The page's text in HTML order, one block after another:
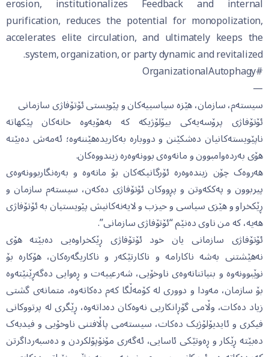
erosion, institutionalizes Feedback and internal
purification, reduces the potential for monopolization,
accelerates elite circulation, and ultimately keeps the
system, organization, or party dynamic and revitalized.
#OrganizationalAutophagy
—
سیستەم، سازمان، هێزە سیاسییەکان و پێویستی ئۆتۆفاژی سازمانی
ئۆتۆفاژی پرۆسەیەکی بیۆلۆژیکە کە بەهۆیەوە خانەکان پێکهاتە
ناپێویستەکانیان دەشکێنن و دووبارە بەکاریدەهێننەوە؛ ئەمەش دەبێتە
هۆی بەردەوامبوون و مانەوەی بوونەوەرە زیندووەکان.
هەروەک چۆن زیندەوەرە ئۆرگانیکەکان بۆ مانەوە و بەرەنگاربوونەوەی
پیربوون و پەککەوتن و پڕووکان ئۆتۆفاژی دەکەن، سیستەم سازمان و
ڕێکخراو و هێزی سیاسی و حیزب و لایەنەکانیش پێویستیان بە ئۆتۆفاژی
هەیە، کە من ناوی دەنێم “ئۆتۆفاژی سازمانی”.
ئۆتۆفاژی سازمانی یان خود ئۆتۆفاژی ڕێکخراوەیی دەبێتە هۆی
نەهێشتنی بەشە ناکارامە و ناکارتێکەر و ناکاریگەرەکان، هۆکارە بۆ
نوێبوونەوە و بنیاتنانەوەی ناوخۆیی، شەرعییەت و ڕەوایی دەگەڕێنێتەوە
بۆ سازمان، مەودا و دووری لە کۆمەڵگا کەم دەکاتەوە، متمانەی گشتی
زیاد دەکات، وڵامی گۆڕانکاریی نەوەکان دەداتەوە، ڕێگری لە پرتووکانی
فیکری و ئایدیۆلۆژیک دەکات، سیستەمی پاڵافتنی ناوخۆیی و فیدبەک
دەبێتە ڕێکار و ڕەوتێکی ئاسایی، ئەگەری مۆنۆپۆلکردن و دەسبەرداگرتن